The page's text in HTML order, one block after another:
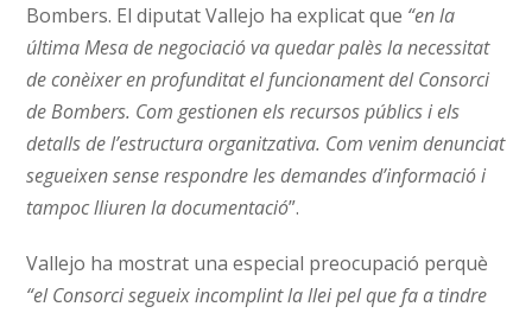
Bombers. El diputat Vallejo ha explicat que “en la
última Mesa de negociació va quedar palès la necessitat
de conèixer en profunditat el funcionament del Consorci
de Bombers. Com gestionen els recursos públics i els
detalls de l’estructura organitzativa. Com venim denunciat
segueixen sense respondre les demandes d’informació i
tampoc lliuren la documentació”.
Vallejo ha mostrat una especial preocupació perquè
“el Consorci segueix incomplint la llei pel que fa a tindre